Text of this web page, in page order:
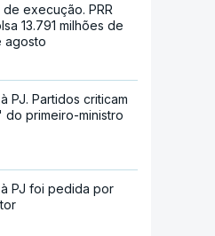
de execução. PRR
13.791 milhões de
agosto
PJ. Partidos criticam
do primeiro-ministro
PJ foi pedida por